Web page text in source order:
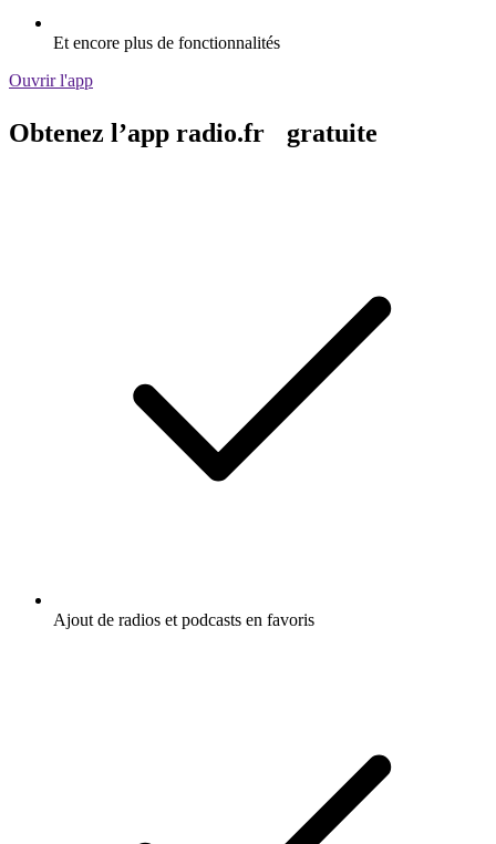
Et encore plus de fonctionnalités
Ouvrir l'app
Obtenez l’app radio.fr gratuite
Ajout de radios et podcasts en favoris